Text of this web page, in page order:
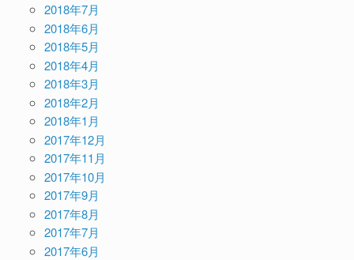
2018年7月
2018年6月
2018年5月
2018年4月
2018年3月
2018年2月
2018年1月
2017年12月
2017年11月
2017年10月
2017年9月
2017年8月
2017年7月
2017年6月